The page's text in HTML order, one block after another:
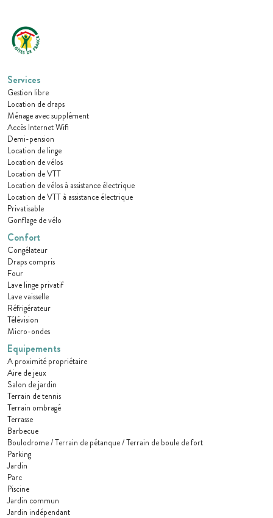
Services
Gestion libre
Location de draps
Ménage avec supplément
Accès Internet Wifi
Demi-pension
Location de linge
Location de vélos
Location de VTT
Location de vélos à assistance électrique
Location de VTT à assistance électrique
Privatisable
Gonflage de vélo
Confort
Congélateur
Draps compris
Four
Lave linge privatif
Lave vaisselle
Réfrigérateur
Télévision
Micro-ondes
Equipements
A proximité propriétaire
Aire de jeux
Salon de jardin
Terrain de tennis
Terrain ombragé
Terrasse
Barbecue
Boulodrome / Terrain de pétanque / Terrain de boule de fort
Parking
Jardin
Parc
Piscine
Jardin commun
Jardin indépendant